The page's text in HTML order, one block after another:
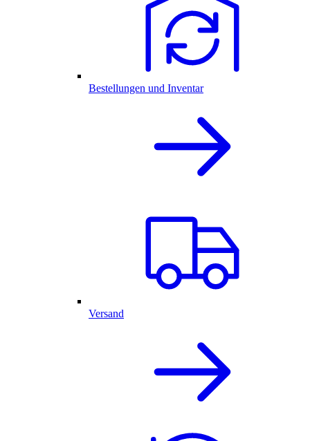
Bestellungen und Inventar
Versand